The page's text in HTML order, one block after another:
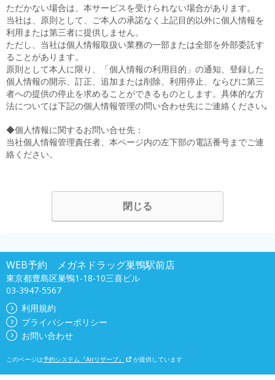
ただかない場合は、本サービスを受けられない場合があります。
当社は、原則として、ご本人の承諾なく上記目的以外に個人情報を
利用または第三者に提供しません。
ただし、当社は個人情報取扱い業務の一部または全部を外部委託す
ることがあります。
原則として本人に限り、「個人情報の利用目的」の通知、登録した
個人情報の開示、訂正、追加または削除、利用停止、ならびに第三
者への提供の停止を求めることができるものとします。具体的な方
法については下記の個人情報管理の問い合わせ先にご連絡ください｡
◆個人情報に関するお問い合せ先：
当社個人情報管理責任者、本ページ内の左下部の電話番号までご連
絡ください。
閉じる
WEB予約 メガネドラッグ巣鴨駅前店
東京都豊島区巣鴨1-18-10三喜ビル
03-3947-5567
利用規約
プライバシーポリシー
お問い合わせ
このページは予約システム『Airリザーブ』 が提供しています